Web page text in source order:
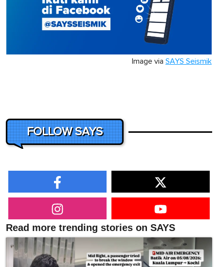
Image via SAYS Seismik
FOLLOW SAYS
Read more trending stories on SAYS